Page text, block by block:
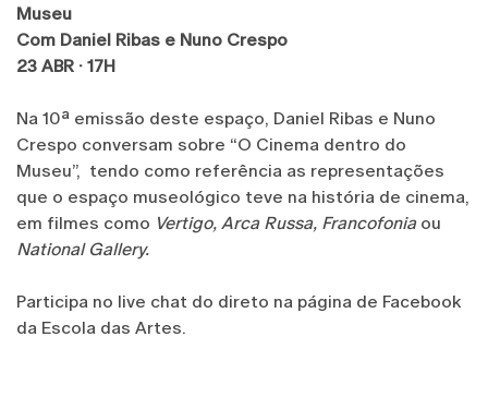
Museu
Com Daniel Ribas e Nuno Crespo
23 ABR · 17H
Na 10ª emissão deste espaço, Daniel Ribas e Nuno
Crespo conversam sobre “O Cinema dentro do
Museu”, tendo como referência as representações
que o espaço museológico teve na história de cinema,
em filmes como Vertigo, Arca Russa, Francofoniaou
National Gallery.
Participa no live chat do direto na página de Facebook
da Escola das Artes.